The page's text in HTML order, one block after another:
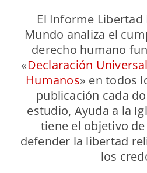
El Informe Libertad
Mundo analiza el
derecho humano
«Declaración
Humanos» en todos
publicación cada
estudio, Ayuda a la
tiene el objetivo
defender la libertad
los